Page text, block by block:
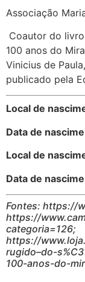
Associação
Coautor do
100 anos do
Vinicius de
publicado pela
Local de
Data de
Local de
Data de
Fontes: https://
https://
categoria=126;
https://
rugido–do-
100-anos-do-